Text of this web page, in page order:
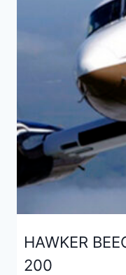
HAWKER
200